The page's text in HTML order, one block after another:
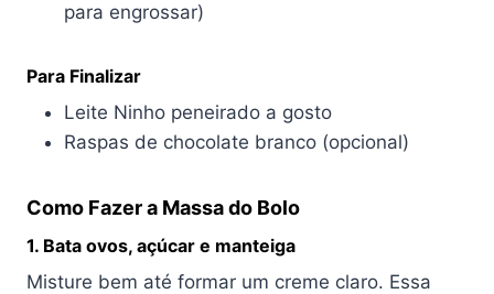
para engrossar)
Para Finalizar
Leite Ninho peneirado a gosto
Raspas de chocolate branco (opcional)
Como Fazer a Massa do Bolo
1. Bata ovos, açúcar e manteiga
Misture bem até formar um creme claro. Essa